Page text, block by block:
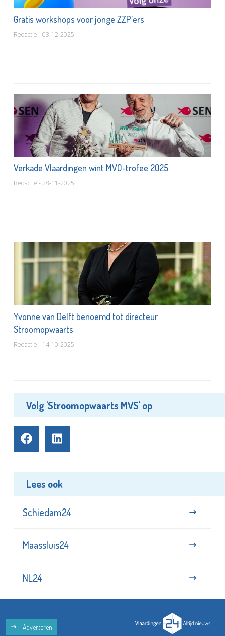
Gratis workshops voor jonge ZZP'ers
Redactie - 03-12-2025
Verkade Vlaardingen wint MVO-trofee 2025
Redactie - 28-11-2025
Yvonne van Delft benoemd tot directeur
Stroomopwaarts
Redactie - 14-10-2025
Volg 'Stroomopwaarts MVS' op
Lees ook
Schiedam24
Maassluis24
NL24
Adverteren